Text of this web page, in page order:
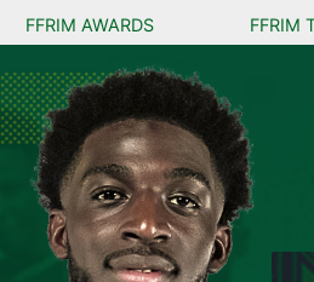
FFRIM AWARDS FFRIM